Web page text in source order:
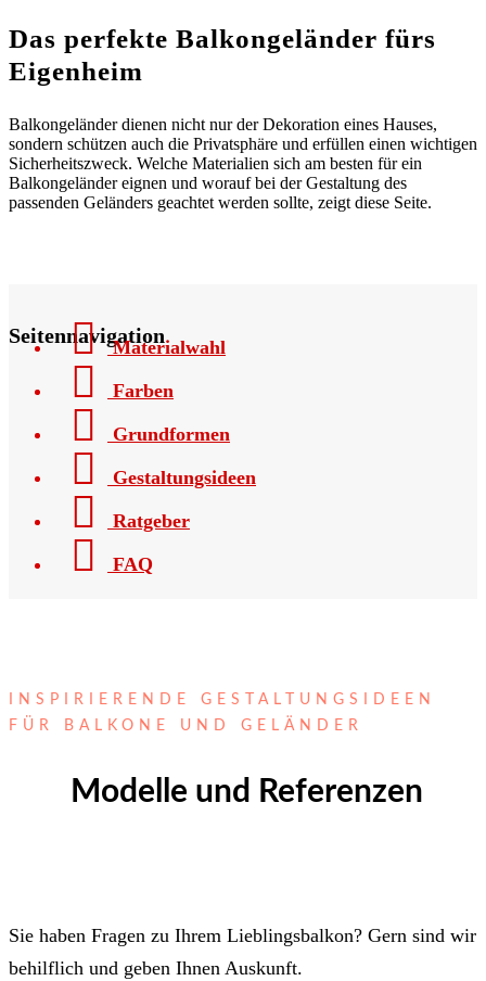
Das perfekte Balkongeländer fürs
Eigenheim
Balkongeländer dienen nicht nur der Dekoration eines Hauses,
sondern schützen auch die Privatsphäre und erfüllen einen wichtigen
Sicherheitszweck. Welche Materialien sich am besten für ein
Balkongeländer eignen und worauf bei der Gestaltung des
passenden Geländers geachtet werden sollte, zeigt diese Seite.
SeitennavigationMaterialwahl
Farben
Grundformen
Gestaltungsideen
Ratgeber
FAQ
INSPIRIERENDE GESTALTUNGSIDEEN
FÜR BALKONE UND GELÄNDER
Modelle und Referenzen
Sie haben Fragen zu Ihrem Lieblingsbalkon? Gern sind wir
behilflich und geben Ihnen Auskunft.